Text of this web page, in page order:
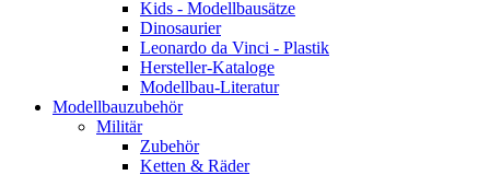
Kids - Modellbausätze
Dinosaurier
Leonardo da Vinci - Plastik
Hersteller-Kataloge
Modellbau-Literatur
Modellbauzubehör
Militär
Zubehör
Ketten & Räder